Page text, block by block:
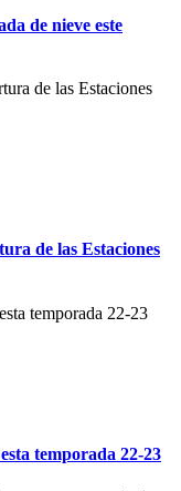
de nieve este
de las Estaciones
temporada 22-23